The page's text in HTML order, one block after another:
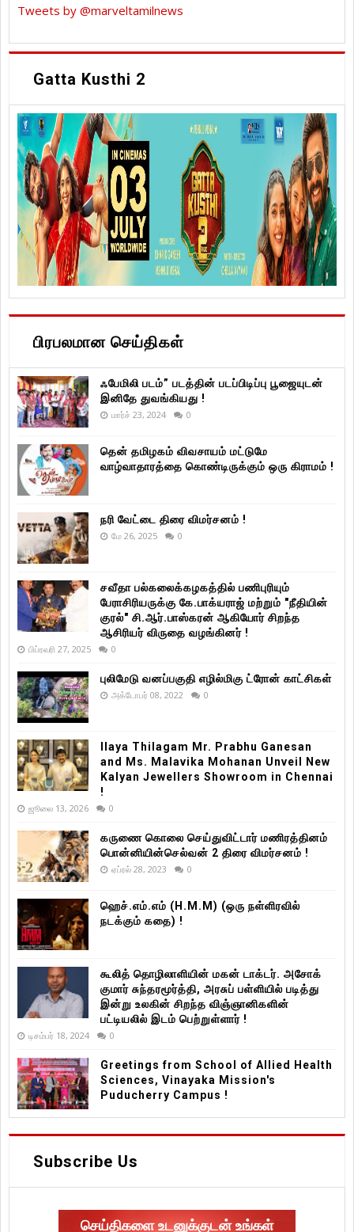
Tweets by @marveltamilnews
Gatta Kusthi 2
பிரபலமான செய்திகள்
ஃபேமிலி படம்” படத்தின் படப்பிடிப்பு பூஜையுடன்
இனிதே துவங்கியது !
மார்ச் 23, 2024 0
தென் தமிழகம் விவசாயம் மட்டுமே
வாழ்வாதாரத்தை கொண்டிருக்கும் ஒரு கிராமம் !
நரி வேட்டை திரை விமர்சனம் !
மே 26, 2025 0
சவீதா பல்கலைக்கழகத்தில் பணிபுரியும்
பேராசிரியருக்கு கே.பாக்யராஜ் மற்றும் "நீதியின்
குரல்" சி.ஆர்.பாஸ்கரன் ஆகியோர் சிறந்த
ஆசிரியர் விருதை வழங்கினர் !
பிப்ரவரி 27, 2025 0
புலிமேடு வனப்பகுதி எழில்மிகு ட்ரோன் காட்சிகள்
அக்டோபர் 08, 2022 0
Ilaya Thilagam Mr. Prabhu Ganesan
and Ms. Malavika Mohanan Unveil New
Kalyan Jewellers Showroom in Chennai
!
ஜூலை 13, 2026 0
கருணை கொலை செய்துவிட்டார் மணிரத்தினம்
பொன்னியின்செல்வன் 2 திரை விமர்சனம் !
ஏப்ரல் 28, 2023 0
ஹெச்.எம்.எம் (H.M.M) (ஒரு நள்ளிரவில்
நடக்கும் கதை) !
கூலித் தொழிலாளியின் மகன் டாக்டர். அசோக்
குமார் சுந்தரமூர்த்தி, அரசுப் பள்ளியில் படித்து
இன்று உலகின் சிறந்த விஞ்ஞானிகளின்
பட்டியலில் இடம் பெற்றுள்ளார் !
டிசம்பர் 18, 2024 0
Greetings from School of Allied Health
Sciences, Vinayaka Mission's
Puducherry Campus !
Subscribe Us
செய்திகளை உடனுக்குடன் உங்கள்